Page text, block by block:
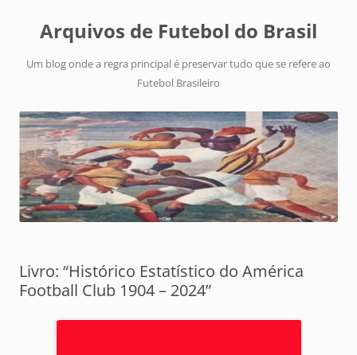
Arquivos de Futebol do Brasil
Um blog onde a regra principal é preservar tudo que se refere ao
Futebol Brasileiro
Livro: “Histórico Estatístico do América
Football Club 1904 – 2024”